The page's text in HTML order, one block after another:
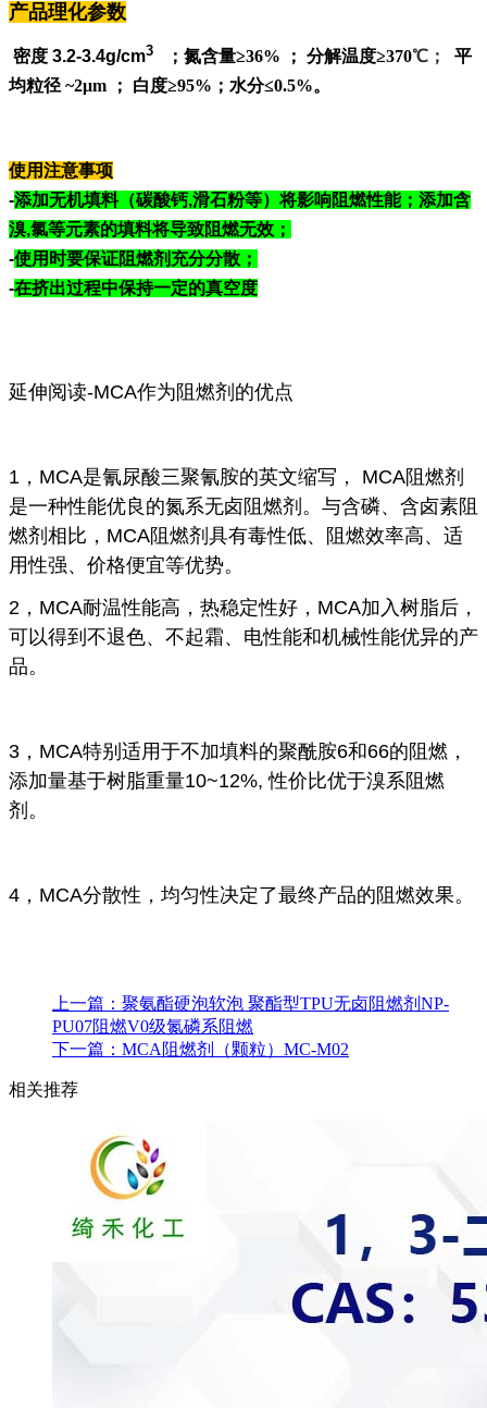
产品理化参数
密度 3.2-3.4g/cm3 ；氮含量≥36% ； 分解温度≥370℃；
平
均粒径 ~2μm ； 白度≥95% ；水分≤0.5%。
使用注意事项
-添加无机填料（碳酸钙,滑石粉等）将影响阻燃性能；添加含
溴,氯等元素的填料将导致阻燃无效；
-使用时要保证阻燃剂充分分散；
-在挤出过程中保持一定的真空度
延伸阅读-MCA作为阻燃剂的优点
1，MCA是氰尿酸三聚氰胺的英文缩写， MCA阻燃剂
是一种性能优良的氮系无卤阻燃剂。与含磷、含卤素阻
燃剂相比，MCA阻燃剂具有毒性低、阻燃效率高、适
用性强、价格便宜等优势。
2，MCA耐温性能高，热稳定性好，MCA加入树脂后，
可以得到不退色、不起霜、电性能和机械性能优异的产
品。
3，MCA特别适用于不加填料的聚酰胺6和66的阻燃，
添加量基于树脂重量10~12%, 性价比优于溴系阻燃
剂。
4，MCA分散性，均匀性决定了最终产品的阻燃效果。
上一篇： 聚氨酯硬泡软泡 聚酯型TPU无卤阻燃剂NP-
PU07阻燃V0级氮磷系阻燃
下一篇： MCA阻燃剂（颗粒）MC-M02
相关推荐